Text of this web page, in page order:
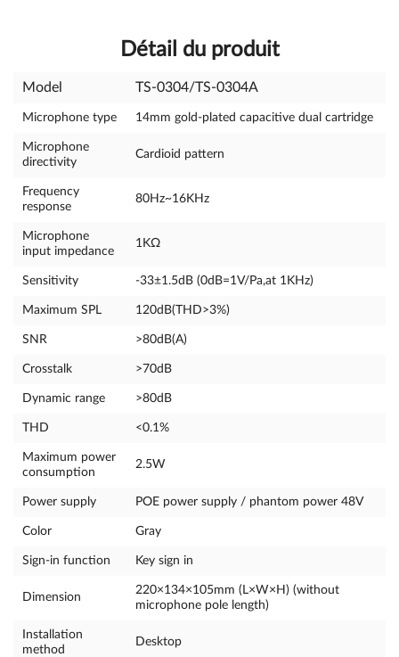
Détail du produit
Model TS-0304/TS-0304A
Microphone type 14mm gold-plated capacitive dual cartridge
Microphone
directivity
Cardioid pattern
Frequency
response
80Hz~16KHz
Microphone
input impedance
1KΩ
Sensitivity -33±1.5dB (0dB=1V/Pa,at 1KHz)
Maximum SPL 120dB(THD>3%)
SNR >80dB(A)
Crosstalk >70dB
Dynamic range >80dB
THD <0.1%
Maximum power
consumption
2.5W
Power supply POE power supply / phantom power 48V
Color Gray
Sign-in function Key sign in
Dimension
220×134×105mm (L×W×H) (without
microphone pole length)
Installation
method
Desktop